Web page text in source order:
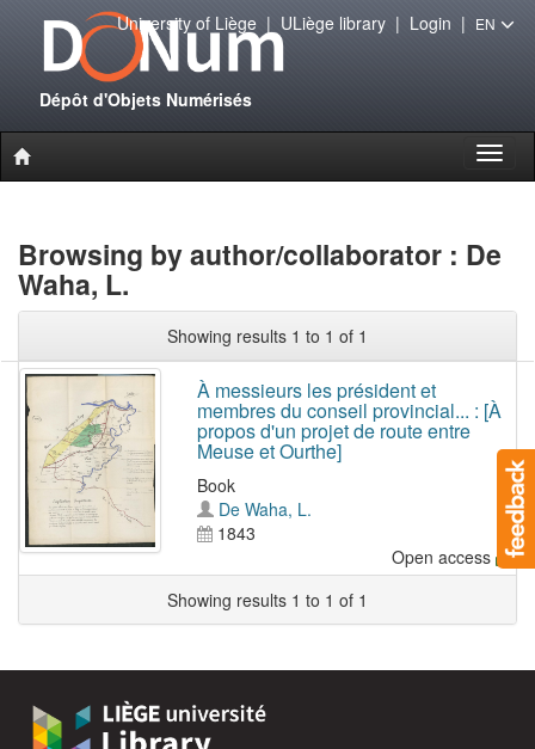
Dépôt d'Objets Numérisés
University of Liège| ULiège library| Login | EN
Browsing by author/collaborator : De
Waha, L.
Showing results 1 to 1 of 1
À messieurs les président et
membres du conseil provincial... : [À
propos d'un projet de route entre
Meuse et Ourthe]
Book
De Waha, L.
1843
Open access
Showing results 1 to 1 of 1